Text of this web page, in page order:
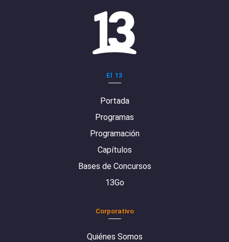
El 13
Portada
Programas
Programación
Capítulos
Bases de Concursos
13Go
Corporativo
Quiénes Somos